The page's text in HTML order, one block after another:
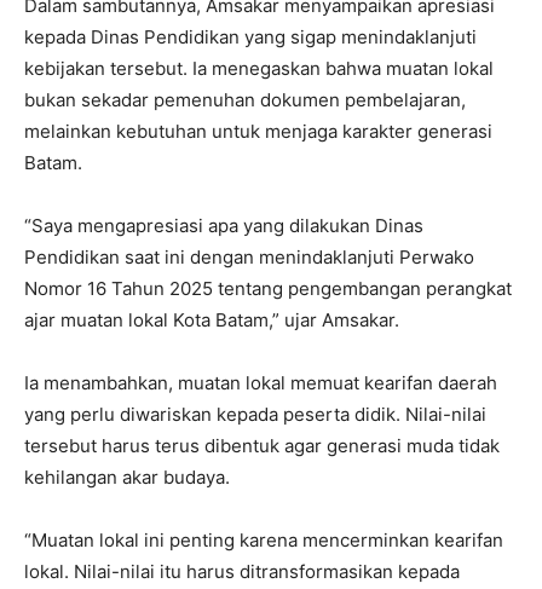
Dalam sambutannya, Amsakar menyampaikan apresiasi
kepada Dinas Pendidikan yang sigap menindaklanjuti
kebijakan tersebut. Ia menegaskan bahwa muatan lokal
bukan sekadar pemenuhan dokumen pembelajaran,
melainkan kebutuhan untuk menjaga karakter generasi
Batam.
“Saya mengapresiasi apa yang dilakukan Dinas
Pendidikan saat ini dengan menindaklanjuti Perwako
Nomor 16 Tahun 2025 tentang pengembangan perangkat
ajar muatan lokal Kota Batam,” ujar Amsakar.
Ia menambahkan, muatan lokal memuat kearifan daerah
yang perlu diwariskan kepada peserta didik. Nilai-nilai
tersebut harus terus dibentuk agar generasi muda tidak
kehilangan akar budaya.
“Muatan lokal ini penting karena mencerminkan kearifan
lokal. Nilai-nilai itu harus ditransformasikan kepada